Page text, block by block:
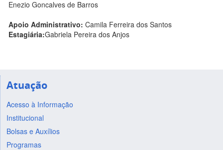
Enezio Goncalves de Barros
Apoio Administrativo: Camila Ferreira dos Santos
Estagiária:Gabriela Pereira dos Anjos
Atuação
Acesso à Informação
Institucional
Bolsas e Auxílios
Programas